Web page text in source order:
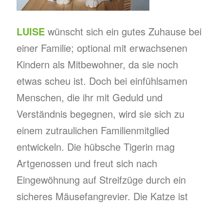
LUISEwünscht sich ein gutes Zuhause bei
einer Familie; optional mit erwachsenen
Kindern als Mitbewohner, da sie noch
etwas scheu ist. Doch bei einfühlsamen
Menschen, die ihr mit Geduld und
Verständnis begegnen, wird sie sich zu
einem zutraulichen Familienmitglied
entwickeln. Die hübsche Tigerin mag
Artgenossen und freut sich nach
Eingewöhnung auf Streifzüge durch ein
sicheres Mäusefangrevier. Die Katze ist